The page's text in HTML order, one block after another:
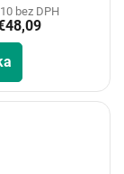
bez DPH